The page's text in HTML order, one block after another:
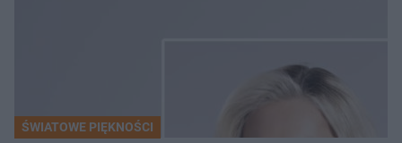
ŚWIATOWE PIĘKNOŚCI